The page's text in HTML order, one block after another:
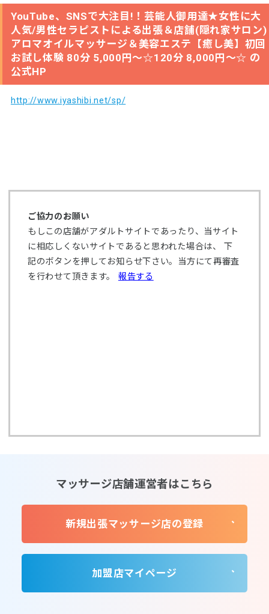
YouTube、SNSで大注目!！芸能人御用達★女性に大
人気/男性セラピストによる出張＆店舗(隠れ家サロン)
アロマオイルマッサージ＆美容エステ【癒し美】初回
お試し体験 80分 5,000円～☆120分 8,000円～☆ の
公式HP
http://www.iyashibi.net/sp/
ご協力のお願い
もしこの店舗がアダルトサイトであったり、当サイト
に相応しくないサイトであると思われた場合は、 下
記のボタンを押してお知らせ下さい。当方にて再審査
を行わせて頂きます。 報告する
マッサージ店舗運営者はこちら
新規出張マッサージ店の登録
加盟店マイページ